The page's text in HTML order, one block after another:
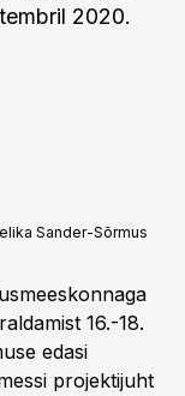
2020.
Sander-Sõrmus
16.-18.
edasi
projektijuht